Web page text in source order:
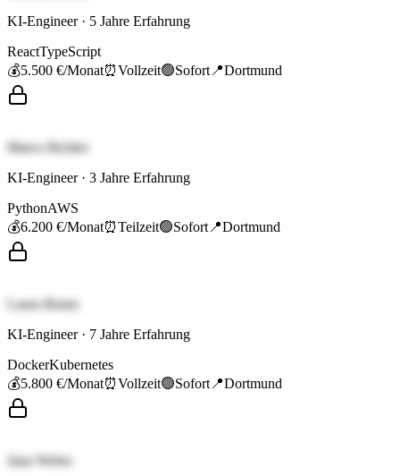
KI-Engineer· 5 Jahre Erfahrung
ReactTypeScript
💰5.500 €/Monat⏰Vollzeit🟢Sofort 📍Dortmund
Marco Richter
KI-Engineer· 3 Jahre Erfahrung
PythonAWS
💰6.200 €/Monat⏰Teilzeit🟢Sofort 📍Dortmund
Laura Braun
KI-Engineer· 7 Jahre Erfahrung
DockerKubernetes
💰5.800 €/Monat⏰Vollzeit🟢Sofort 📍Dortmund
Jana Weber